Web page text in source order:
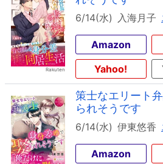
6/14(水) 入海月子
Amazon
Yahoo!
策士なエリート
られそうです
6/14(水) 伊東悠香
Amazon